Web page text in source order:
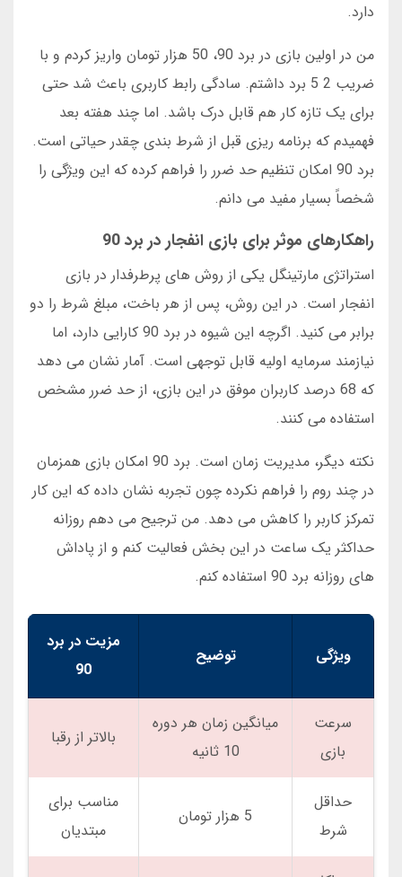
دارد.
من در اولین بازی در برد 90، 50 هزار تومان واریز کردم و با
ضریب 2 5 برد داشتم. سادگی رابط کاربری باعث شد حتی
برای یک تازه کار هم قابل درک باشد. اما چند هفته بعد
فهمیدم که برنامه ریزی قبل از شرط بندی چقدر حیاتی است.
برد 90 امکان تنظیم حد ضرر را فراهم کرده که این ویژگی را
شخصاً بسیار مفید می دانم.
راهکارهای موثر برای بازی انفجار در برد 90
استراتژی مارتینگل یکی از روش های پرطرفدار در بازی
انفجار است. در این روش، پس از هر باخت، مبلغ شرط را دو
برابر می کنید. اگرچه این شیوه در برد 90 کارایی دارد، اما
نیازمند سرمایه اولیه قابل توجهی است. آمار نشان می دهد
که 68 درصد کاربران موفق در این بازی، از حد ضرر مشخص
استفاده می کنند.
نکته دیگر، مدیریت زمان است. برد 90 امکان بازی همزمان
در چند روم را فراهم نکرده چون تجربه نشان داده که این کار
تمرکز کاربر را کاهش می دهد. من ترجیح می دهم روزانه
حداکثر یک ساعت در این بخش فعالیت کنم و از پاداش
های روزانه برد 90 استفاده کنم.
ویژگی توضیح
مزیت در برد
90
سرعت
بازی
میانگین زمان هر دوره
10 ثانیه
بالاتر از رقبا
حداقل
شرط
5 هزار تومان
مناسب برای
مبتدیان